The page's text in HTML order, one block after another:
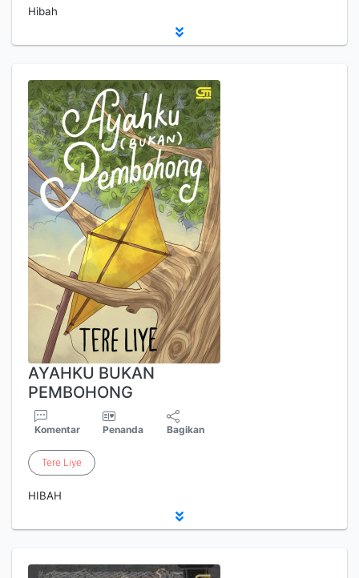
Hibah
AYAHKU BUKAN
PEMBOHONG
Komentar Penanda Bagikan
Tere Liye
HIBAH